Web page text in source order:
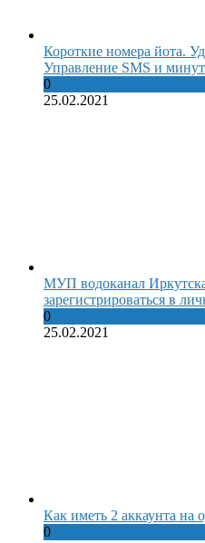
Короткие номера йота.
Управление SMS и
0
25.02.2021
МУП водоканал
зарегистрироваться в
0
25.02.2021
Как иметь 2 аккаунта на
0